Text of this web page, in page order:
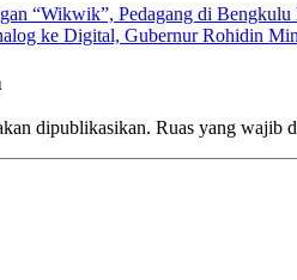
“Wikwik”, Pedagang di
ke Digital, Gubernur Rohidin
dipublikasikan. Ruas yang wajib